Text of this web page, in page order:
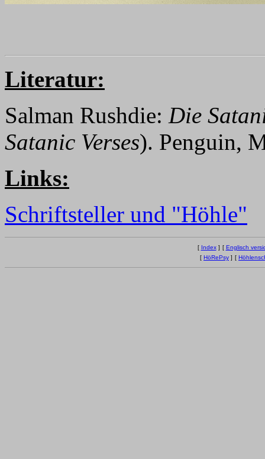
Literatur:
Salman Rushdie: Die
Satanic Verses). Penguin,
Links:
Schriftsteller und "Höhle"
[ Index] [ Englisch
[ HöRePsy ] [